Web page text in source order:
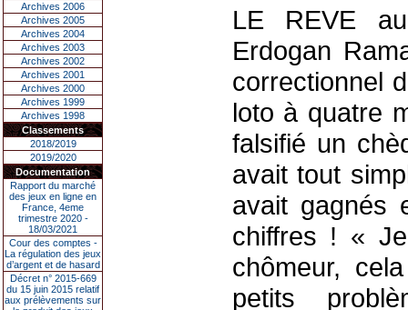
Archives 2006
Archives 2005
Archives 2004
Archives 2003
Archives 2002
Archives 2001
Archives 2000
Archives 1999
Archives 1998
Classements
2018/2019
2019/2020
Documentation
Rapport du marché
des jeux en ligne en
France, 4eme
trimestre 2020 -
18/03/2021
Cour des comptes -
La régulation des jeux
d’argent et de hasard
Décret n° 2015-669
du 15 juin 2015 relatif
aux prélèvements sur
LE REVE
Erdogan
correctionnel
loto à quatre
falsifié un
avait tout
avait gagnés
chiffres ! «
chômeur,
petits